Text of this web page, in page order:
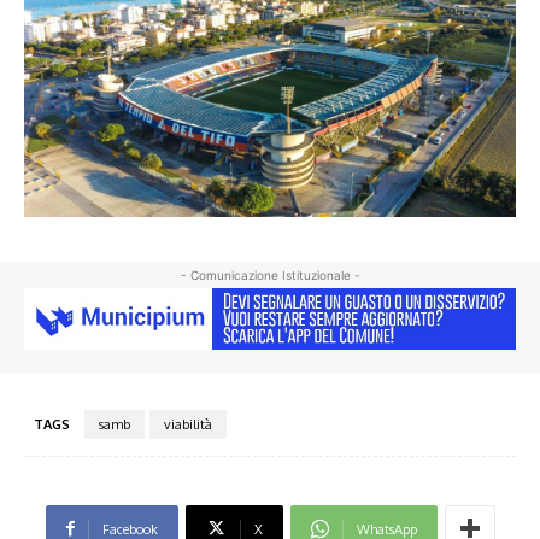
- Comunicazione Istituzionale -
TAGS samb viabilità
Facebook X WhatsApp